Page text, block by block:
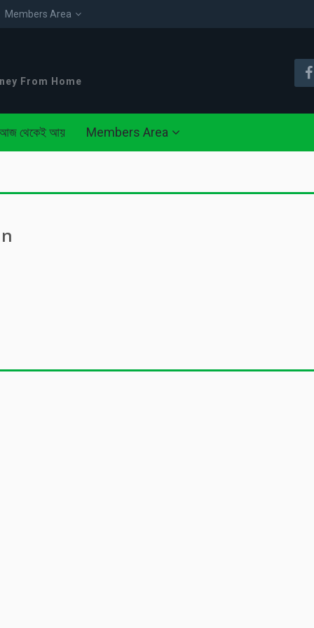
Members Area
From Home
থেকেই আয় Members Area